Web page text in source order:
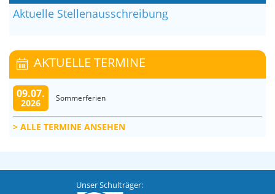
Aktuelle Stellenausschreibung
AKTUELLE TERMINE
09.07.
2026 Sommerferien
ALLE TERMINE ANSEHEN
Unser Schulträger: